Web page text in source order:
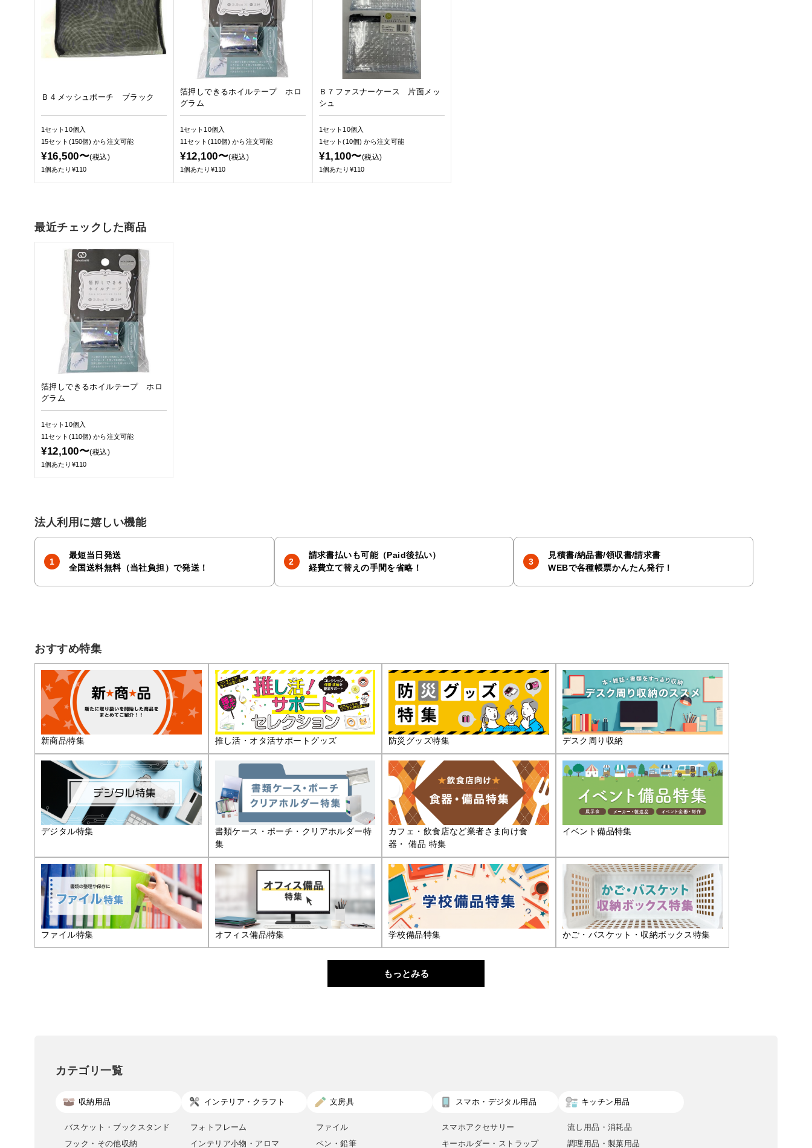
Ｂ４メッシュポーチ ブラック
1セット10個入
15セット(150個)から注文可能
¥16,500〜(税込)
1個あたり¥110
箔押しできるホイルテープ ホロ
グラム
1セット10個入
11セット(110個)から注文可能
¥12,100〜(税込)
1個あたり¥110
Ｂ７ファスナーケース 片面メッ
シュ
1セット10個入
1セット(10個)から注文可能
¥1,100〜(税込)
1個あたり¥110
最近チェックした商品
箔押しできるホイルテープ ホロ
グラム
1セット10個入
11セット(110個)から注文可能
¥12,100〜(税込)
1個あたり¥110
法人利用に嬉しい機能
最短当日発送
全国送料無料（当社負担）で発送！
請求書払いも可能（Paid後払い）
経費立て替えの手間を省略！
見積書/納品書/領収書/請求書
WEBで各種帳票かんたん発行！
おすすめ特集
新商品特集 推し活・オタ活サポートグッズ 防災グッズ特集 デスク周り収納
デジタル特集
書類ケース・ポーチ・クリアホルダー特
集
カフェ・飲食店など業者さま向け食
器・ 備品 特集
イベント備品特集
ファイル特集 オフィス備品特集 学校備品特集 かご・バスケット・収納ボックス特集
もっとみる
カテゴリ一覧
収納用品
バスケット・ブックスタンド
フック・その他収納
インテリア・クラフト
フォトフレーム
インテリア小物・アロマ
文房具
ファイル
ペン・鉛筆
スマホ・デジタル用品
スマホアクセサリー
キーホルダー・ストラップ
キッチン用品
流し用品・消耗品
調理用品・製菓用品